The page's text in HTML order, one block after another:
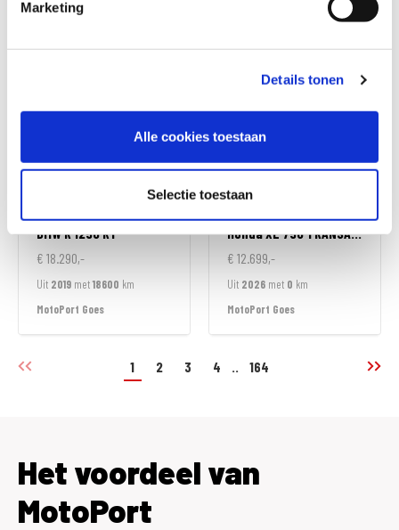
Marketing
Details tonen
Alle cookies toestaan
Selectie toestaan
MotoPort Goes
MotoPort Leek
BMWR 1250 RT
€ 18.290,-
Uit 2019 met18600 km
MotoPort Goes
HondaXL 750 TRANSALP
€ 12.699,-
Uit 2026 met 0 km
MotoPort Goes
1 2 3 4 .. 164
Het voordeel van
MotoPort